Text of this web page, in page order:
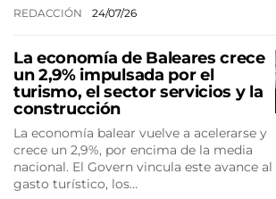
REDACCIÓN 24/07/26
La economía de Baleares crece
un 2,9% impulsada por el
turismo, el sector servicios y la
construcción
La economía balear vuelve a acelerarse y
crece un 2,9%, por encima de la media
nacional. El Govern vincula este avance al
gasto turístico, los…